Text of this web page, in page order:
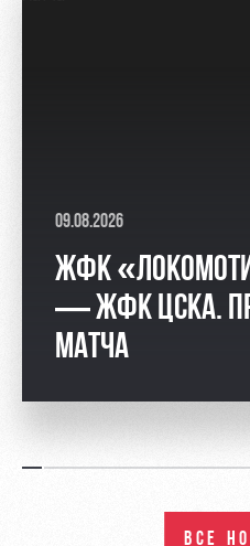
09.08.2026
ЖФК
— ЖФК ЦСКА.
МАТЧА
ВСЕ